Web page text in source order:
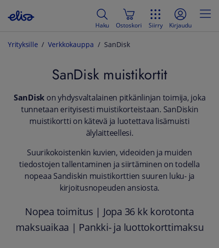
Haku Ostoskori Siirry Kirjaudu
Yrityksille Verkkokauppa SanDisk
SanDisk muistikortit
SanDisk on yhdysvaltalainen pitkänlinjan toimija, joka
tunnetaan erityisesti muistikorteistaan. SanDiskin
muistikortti on kätevä ja luotettava lisämuisti
älylaitteellesi.
Suurikokoistenkin kuvien, videoiden ja muiden
tiedostojen tallentaminen ja siirtäminen on todella
nopeaa Sandiskin muistikorttien suuren luku- ja
kirjoitusnopeuden ansiosta.
Nopea toimitus | Jopa 36 kk korotonta
maksuaikaa | Pankki- ja luottokorttimaksu